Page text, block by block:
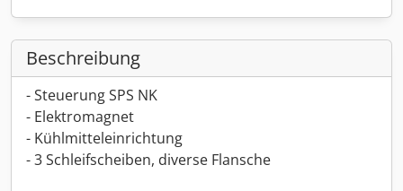
Beschreibung
- Steuerung SPS NK
- Elektromagnet
- Kühlmitteleinrichtung
- 3 Schleifscheiben, diverse Flansche